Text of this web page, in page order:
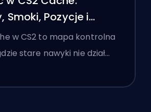
Smoki, Pozycje i
Premier
w CS2 to mapa kontrolna
stare nawyki nie dział…